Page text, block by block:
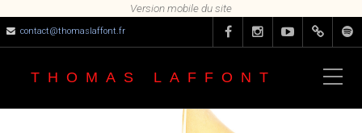
contact@thomaslaffont.fr
THOMAS LAFFONT